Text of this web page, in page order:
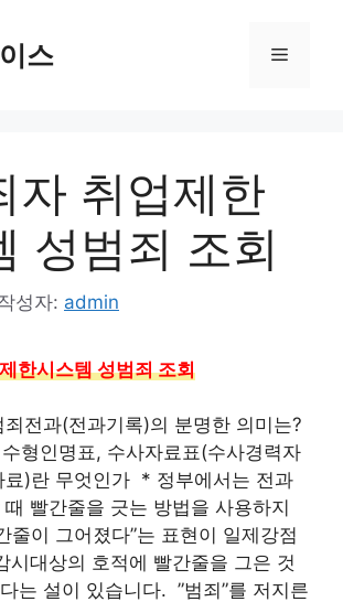
스 메
자 취업제한
성범죄 조회
성자: admin
한시스템 성범죄 조회
전과(전과기록)의 분명한 의미는?
형인명표, 수사자료표(수사경력자
료)란 무엇인가 ​ * 정부에서는 전과
빨간줄을 긋는 방법을 사용하지
줄이 그어졌다”는 표현이 일제강점
시대상의 호적에 빨간줄을 그은 것
는 설이 있습니다. ​ ”범죄”를 저지른